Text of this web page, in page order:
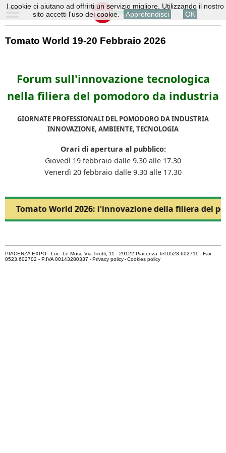
Tomato World 19-20 Febbraio 2026
Forum sull'innovazione tecnologica
nella filiera del pomodoro da industria
GIORNATE PROFESSIONALI DEL POMODORO DA INDUSTRIA
INNOVAZIONE, AMBIENTE, TECNOLOGIA
Orari di apertura al pubblico:
Giovedì 19 febbraio dalle 9.30 alle 17.30
Venerdì 20 febbraio dalle 9.30 alle 17.30
Tomato World 2026: l'innovazione della filiera del
PIACENZA EXPO - Loc. Le Mose Via Tirotti, 11 - 29122 Piacenza Tel.0523.602711 - Fax
0523.602702 - P.IVA 00143280337 -Privacy policy-Cookies policy
I cookie ci aiutano ad offrirti un servizio migliore. Utilizzando il nostro
sito accetti l'uso dei cookie.
Approfondisci OK